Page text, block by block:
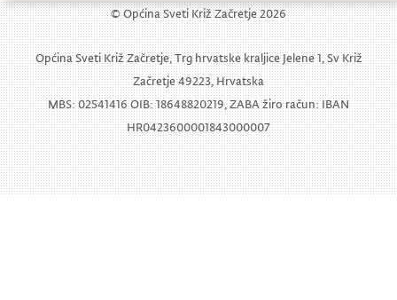
© Općina Sveti Križ Začretje 2026
Općina Sveti Križ Začretje, Trg hrvatske kraljice Jelene 1, Sv Križ
Začretje 49223, Hrvatska
MBS: 02541416 OIB: 18648820219, ZABA žiro račun: IBAN
HR0423600001843000007